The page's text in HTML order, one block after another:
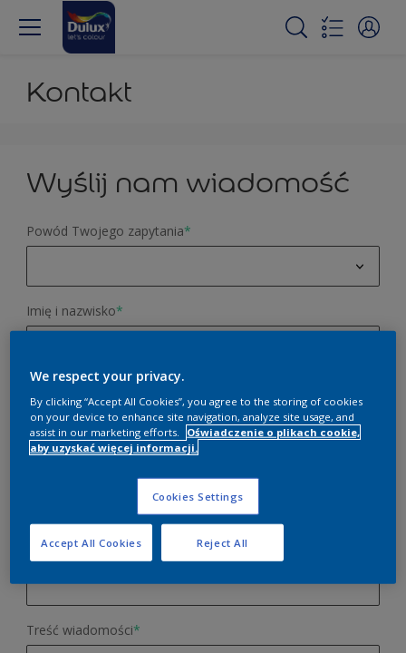
Kontakt
Wyślij nam wiadomość
Powód Twojego zapytania*
Pomoc w doborze koloru
Zapytanie o produkt
Opinia o stronie
Inne
Imię i nazwisko*
Miasto
Treść wiadomości*
We respect your privacy.
By clicking “Accept All Cookies”, you agree to the storing of cookies
on your device to enhance site navigation, analyze site usage, and
assist in our marketing efforts.
Oświadczenie o plikach cookie,
aby uzyskać więcej informacji.
Cookies Settings
Reject All
Accept All Cookies